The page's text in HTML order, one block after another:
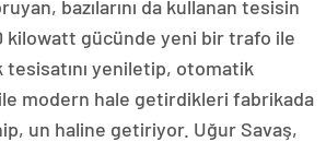
bazılarını da kullanan tesisin
kilowatt gücünde yeni bir trafo ile
yeniletip, otomatik
modern hale getirdikleri fabrikada
un haline getiriyor. Uğur Savaş,